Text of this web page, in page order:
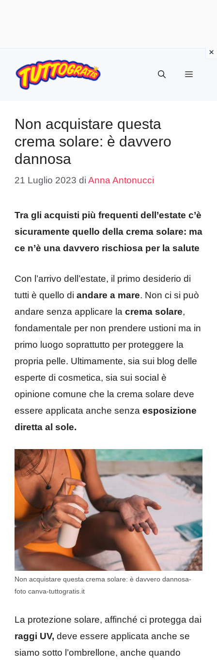
contenuto
Menu
Non acquistare questa
crema solare: è davvero
dannosa
21 Luglio 2023 di Anna Antonucci
Tra gli acquisti più frequenti dell’estate c’è
sicuramente quello della crema solare: ma
ce n’è una davvero rischiosa per la salute
Con l’arrivo dell’estate, il primo desiderio di
tutti è quello di andare a mare. Non ci si può
andare senza applicare la crema solare,
fondamentale per non prendere ustioni ma in
primo luogo soprattutto per proteggere la
propria pelle. Ultimamente, sia sui blog delle
esperte di cosmetica, sia sui social è
opinione comune che la crema solare deve
essere applicata anche senza esposizione
diretta al sole.
Non acquistare questa crema solare: è davvero dannosa-
foto canva-tuttogratis.it
La protezione solare, affinché ci protegga dai
raggi UV, deve essere applicata anche se
siamo sotto l’ombrellone, anche quando